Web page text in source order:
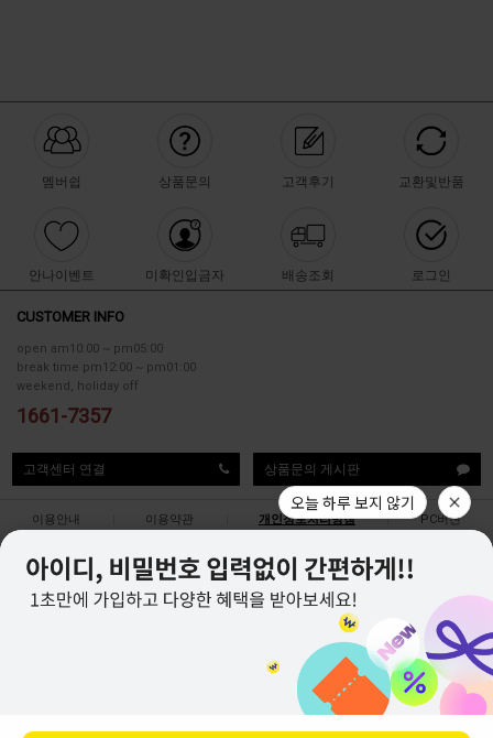
멤버쉽 상품문의 고객후기 교환및반품
안나이벤트 미확인입금자 배송조회 로그인
CUSTOMER INFO
open am10:00 ~ pm05:00
break time pm12:00 ~ pm01:00
weekend, holiday off
1661-7357
고객센터 연결 상품문의 게시판
이용안내 이용약관 개인정보처리방침 | PC버젼
COMPANY : LOA CO.,Ltd. | CEO: Lee seung oh CALL CENTER : 1661-7357
ADDRESS : 서울특별시 중구 청구로4길 19
Exchange and Return : Seoul Central Post Office LEELIN Logistics Center 70
BUSINESS LICENSE : 201-86-09457 |
MAIL-ORDER LICENSE : 제2012-서울중구-0175호 |
CHIEF PRIVACY OFFICER : seo eun suk
ALL RIGHTS RESERVED.
오늘 하루 보지 않기